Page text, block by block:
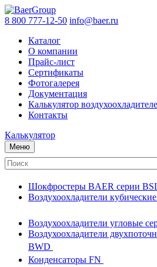
8 800 777-12-50 info@baer.ru
Каталог
О компании
Прайс-лист
Сертификаты
Фотогалерея
Документация
Калькулятор
Контакты
Калькулятор
Меню
Шокфростеры BAER серии
Воздухоохладители
Воздухоохладители угловые
Воздухоохладители
BWD
Конденсаторы FN